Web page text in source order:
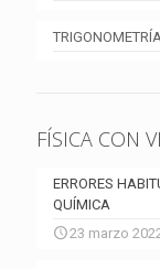
FÍSICA CON
ERRORES
QUÍMICA
23 marzo